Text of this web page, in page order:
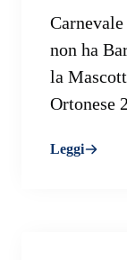
non ha
la
Ortonese
Leggi